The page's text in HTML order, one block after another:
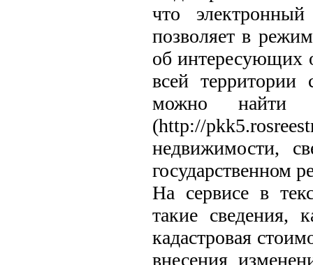
что
позволяет в
об интересующих
всей территории
можно найти
(http://
недвижимости,
государственном
На сервисе в
такие сведения,
кадастровая
внесения